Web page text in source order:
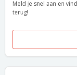
Meld je snel aan en
terug!